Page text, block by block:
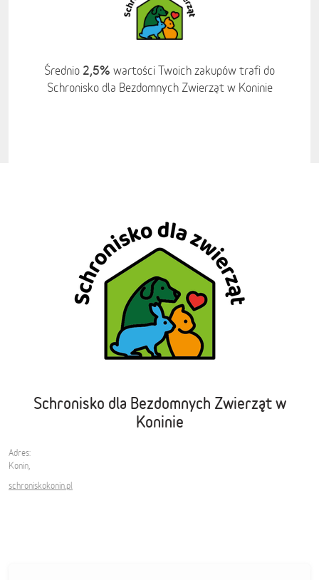
Średnio 2,5% wartości Twoich zakupów trafi do
Schronisko dla Bezdomnych Zwierząt w Koninie
Schronisko dla Bezdomnych Zwierząt w
Koninie
Adres:
Konin,
schroniskokonin.pl